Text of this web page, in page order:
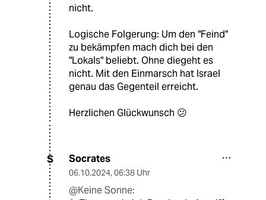
nicht.
Logische Folgerung: Um den "Feind"
zu bekämpfen mach dich bei den
"Lokals" beliebt. Ohne diegeht es
nicht. Mit den Einmarsch hat Israel
genau das Gegenteil erreicht.
Herzlichen Glückwunsch 😕
S Socrates
06.10.2024, 06:38 Uhr
@Keine Sonne: